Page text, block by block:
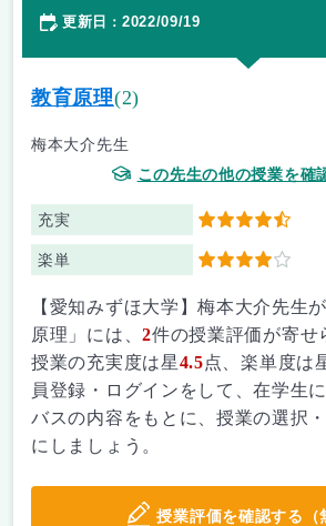
更新日 ： 2022/09/19
教育原理(2)
梅本大介先生
この先生の他の授業を確
充実 4.5
楽単 4
【愛知みずほ大学】梅本大介先生
原理」には、2件の授業評価が寄せ
授業の充実度は星4.5点、楽単度は
員登録・ログインをして、在学生
バスの内容をもとに、授業の選択
にしましょう。
授業評価を確認する（